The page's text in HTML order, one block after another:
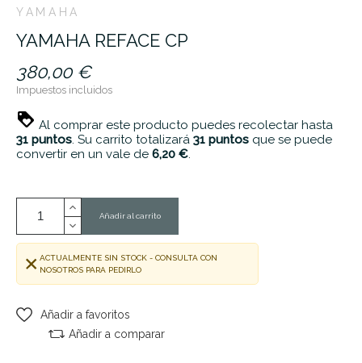
YAMAHA
YAMAHA REFACE CP
380,00 €
Impuestos incluidos
Al comprar este producto puedes recolectar hasta
31 puntos. Su carrito totalizará 31 puntos que se puede
convertir en un vale de 6,20 €.
Añadir al carrito
ACTUALMENTE SIN STOCK - CONSULTA CON
NOSOTROS PARA PEDIRLO
Añadir a favoritos
Añadir a comparar